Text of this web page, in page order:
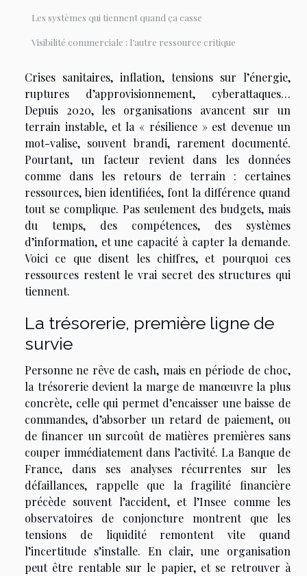
Les systèmes qui tiennent quand ça casse
Visibilité commerciale : l’autre ressource critique
Crises sanitaires, inflation, tensions sur l’énergie,
ruptures d’approvisionnement, cyberattaques…
Depuis 2020, les organisations avancent sur un
terrain instable, et la « résilience » est devenue un
mot-valise, souvent brandi, rarement documenté.
Pourtant, un facteur revient dans les données
comme dans les retours de terrain : certaines
ressources, bien identifiées, font la différence quand
tout se complique. Pas seulement des budgets, mais
du temps, des compétences, des systèmes
d’information, et une capacité à capter la demande.
Voici ce que disent les chiffres, et pourquoi ces
ressources restent le vrai secret des structures qui
tiennent.
La trésorerie, première ligne de
survie
Personne ne rêve de cash, mais en période de choc,
la trésorerie devient la marge de manœuvre la plus
concrète, celle qui permet d’encaisser une baisse de
commandes, d’absorber un retard de paiement, ou
de financer un surcoût de matières premières sans
couper immédiatement dans l’activité. La Banque de
France, dans ses analyses récurrentes sur les
défaillances, rappelle que la fragilité financière
précède souvent l’accident, et l’Insee comme les
observatoires de conjoncture montrent que les
tensions de liquidité remontent vite quand
l’incertitude s’installe. En clair, une organisation
peut être rentable sur le papier, et se retrouver à